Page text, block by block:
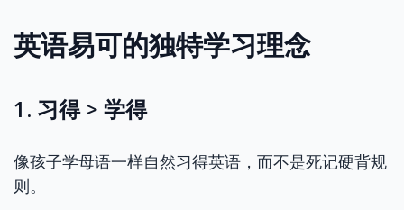
英语易可的独特学习理念
1. 习得 > 学得
像孩子学母语一样自然习得英语，而不是死记硬背规
则。